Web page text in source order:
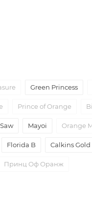
Green Princess
Prince of Orange
Mayoi Orange
Florida B Calkins Gold
Принц Оф Оранж